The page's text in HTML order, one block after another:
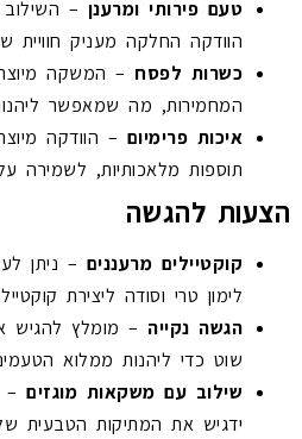
טעם פירותי ומרענן –
הוודקה החלקה מעניק חוויית
כשרות לפסח – המשקה
המחמירות, מה שמאפשר
איכות פרימיום – הוודקה
תוספות מלאכותיות, לשמירה
הצעות להגשה
קוקטיילים מרעננים – ניתן
לימון טרי וסודה ליצירת
הגשה נקייה – מומלץ להגיש
שוט כדי ליהנות ממלוא
שילוב עם משקאות מוגזים –
ידגיש את המתיקות הטבעית